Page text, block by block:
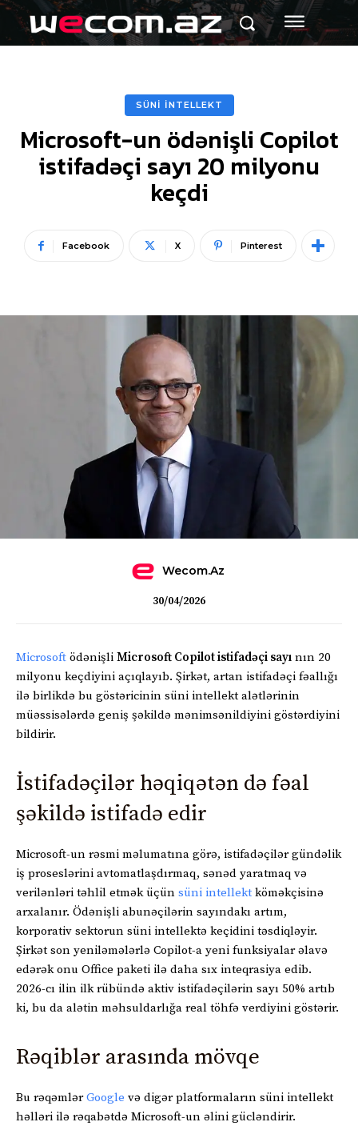
SÜNİ İNTELLEKT
Microsoft-un ödənişli Copilot
istifadəçi sayı 20 milyonu
keçdi
Facebook X Pinterest
Wecom.az
30/04/2026
Microsoft ödənişli Microsoft Copilot istifadəçi sayı nın 20
milyonu keçdiyini açıqlayıb. Şirkət, artan istifadəçi fəallığı
ilə birlikdə bu göstəricinin süni intellekt alətlərinin
müəssisələrdə geniş şəkildə mənimsənildiyini göstərdiyini
bildirir.
İstifadəçilər həqiqətən də fəal
şəkildə istifadə edir
Microsoft-un rəsmi məlumatına görə, istifadəçilər gündəlik
iş proseslərini avtomatlaşdırmaq, sənəd yaratmaq və
verilənləri təhlil etmək üçün süni intellekt köməkçisinə
arxalanır. Ödənişli abunəçilərin sayındakı artım,
korporativ sektorun süni intellektə keçidini təsdiqləyir.
Şirkət son yeniləmələrlə Copilot-a yeni funksiyalar əlavə
edərək onu Office paketi ilə daha sıx inteqrasiya edib.
2026-cı ilin ilk rübündə aktiv istifadəçilərin sayı 50% artıb
ki, bu da alətin məhsuldarlığa real töhfə verdiyini göstərir.
Rəqiblər arasında mövqe
Bu rəqəmlərGoogle və digər platformaların süni intellekt
həlləri ilə rəqabətdə Microsoft-un əlini gücləndirir.